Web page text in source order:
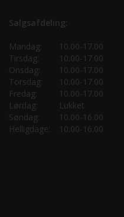
Salgsafdeling:
Mandag:
10.00-17.00
Tirsdag:
10.00-17.00
Onsdag:
10.00-17.00
Torsdag:
10.00-17.00
Fredag:
10.00-17.00
Lørdag:
Lukket
Søndag:
10.00-16.00
Helligdage:
10.00-16.00